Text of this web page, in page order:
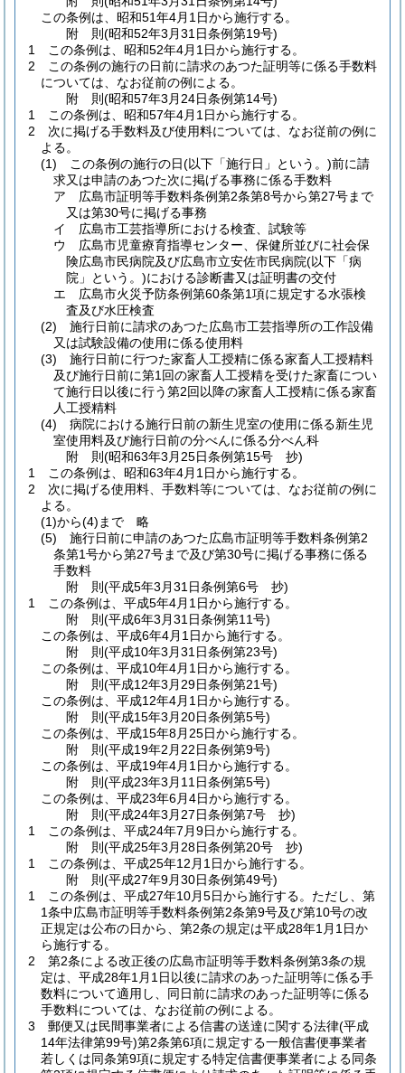
この条例は、昭和51年4月1日から施行する。
附 則(昭和52年3月31日条例第19号)
1
この条例は、昭和52年4月1日から施行する。
2
この条例の施行の日前に請求のあつた証明等に係る手数料
については、なお従前の例による。
附 則(昭和57年3月24日条例第14号)
1
この条例は、昭和57年4月1日から施行する。
2
次に掲げる手数料及び使用料については、なお従前の例に
よる。
(1)
この条例の施行の日(以下「施行日」という。)前に請
求又は申請のあつた次に掲げる事務に係る手数料
ア
広島市証明等手数料条例第2条第8号から第27号まで
又は第30号に掲げる事務
イ
広島市工芸指導所における検査、試験等
ウ
広島市児童療育指導センター、保健所並びに社会保
険広島市民病院及び広島市立安佐市民病院(以下「病
院」という。)における診断書又は証明書の交付
エ
広島市火災予防条例第60条第1項に規定する水張検
査及び水圧検査
(2)
施行日前に請求のあつた広島市工芸指導所の工作設備
又は試験設備の使用に係る使用料
(3)
施行日前に行つた家畜人工授精に係る家畜人工授精料
及び施行日前に第1回の家畜人工授精を受けた家畜につい
て施行日以後に行う第2回以降の家畜人工授精に係る家畜
人工授精料
(4)
病院における施行日前の新生児室の使用に係る新生児
室使用料及び施行日前の分べんに係る分べん科
附 則(昭和63年3月25日条例第15号 抄)
1
この条例は、昭和63年4月1日から施行する。
2
次に掲げる使用料、手数料等については、なお従前の例に
よる。
(1)から(4)まで
略
(5)
施行日前に申請のあつた広島市証明等手数料条例第2
条第1号から第27号まで及び第30号に掲げる事務に係る
手数料
附 則(平成5年3月31日条例第6号 抄)
1
この条例は、平成5年4月1日から施行する。
附 則(平成6年3月31日条例第11号)
この条例は、平成6年4月1日から施行する。
附 則(平成10年3月31日条例第23号)
この条例は、平成10年4月1日から施行する。
附 則(平成12年3月29日条例第21号)
この条例は、平成12年4月1日から施行する。
附 則(平成15年3月20日条例第5号)
この条例は、平成15年8月25日から施行する。
附 則(平成19年2月22日条例第9号)
この条例は、平成19年4月1日から施行する。
附 則(平成23年3月11日条例第5号)
この条例は、平成23年6月4日から施行する。
附 則(平成24年3月27日条例第7号 抄)
1
この条例は、平成24年7月9日から施行する。
附 則(平成25年3月28日条例第20号 抄)
1
この条例は、平成25年12月1日から施行する。
附 則(平成27年9月30日条例第49号)
1
この条例は、平成27年10月5日から施行する。 ただし、第
1条中広島市証明等手数料条例第2条第9号及び第10号の改
正規定は公布の日から、第2条の規定は平成28年1月1日か
ら施行する。
2
第2条による改正後の広島市証明等手数料条例第3条の規
定は、平成28年1月1日以後に請求のあった証明等に係る手
数料について適用し、同日前に請求のあった証明等に係る
手数料については、なお従前の例による。
3
郵便又は民間事業者による信書の送達に関する法律(平成
14年法律第99号)第2条第6項に規定する一般信書便事業者
若しくは同条第9項に規定する特定信書便事業者による同条